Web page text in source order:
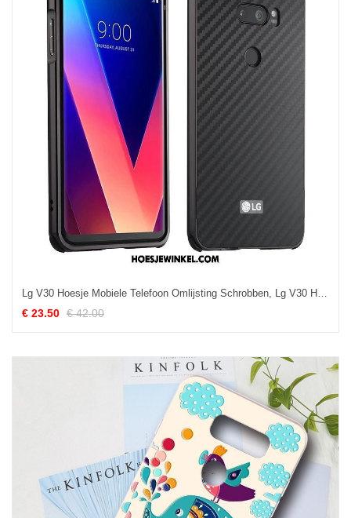
Lg V30 Hoesje Mobiele Telefoon Omlijsting Schrobben, Lg V30 Hoesje Hoes Anti-fall
€ 23.50 € 42.00